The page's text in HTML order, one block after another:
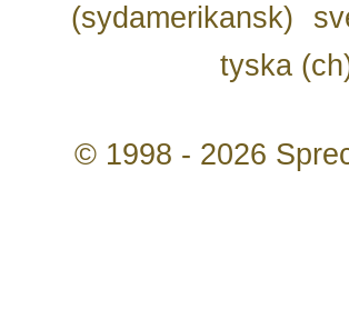
(sydamerikansk)
tyska
© 1998 - 2026